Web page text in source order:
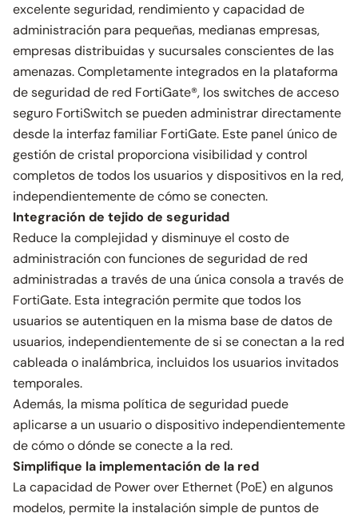
excelente seguridad, rendimiento y capacidad de
administración para pequeñas, medianas empresas,
empresas distribuidas y sucursales conscientes de las
amenazas. Completamente integrados en la plataforma
de seguridad de red FortiGate®, los switches de acceso
seguro FortiSwitch se pueden administrar directamente
desde la interfaz familiar FortiGate. Este panel único de
gestión de cristal proporciona visibilidad y control
completos de todos los usuarios y dispositivos en la red,
independientemente de cómo se conecten.
Integración de tejido de seguridad
Reduce la complejidad y disminuye el costo de
administración con funciones de seguridad de red
administradas a través de una única consola a través de
FortiGate. Esta integración permite que todos los
usuarios se autentiquen en la misma base de datos de
usuarios, independientemente de si se conectan a la red
cableada o inalámbrica, incluidos los usuarios invitados
temporales.
Además, la misma política de seguridad puede
aplicarse a un usuario o dispositivo independientemente
de cómo o dónde se conecte a la red.
Simplifique la implementación de la red
La capacidad de Power over Ethernet (PoE) en algunos
modelos, permite la instalación simple de puntos de